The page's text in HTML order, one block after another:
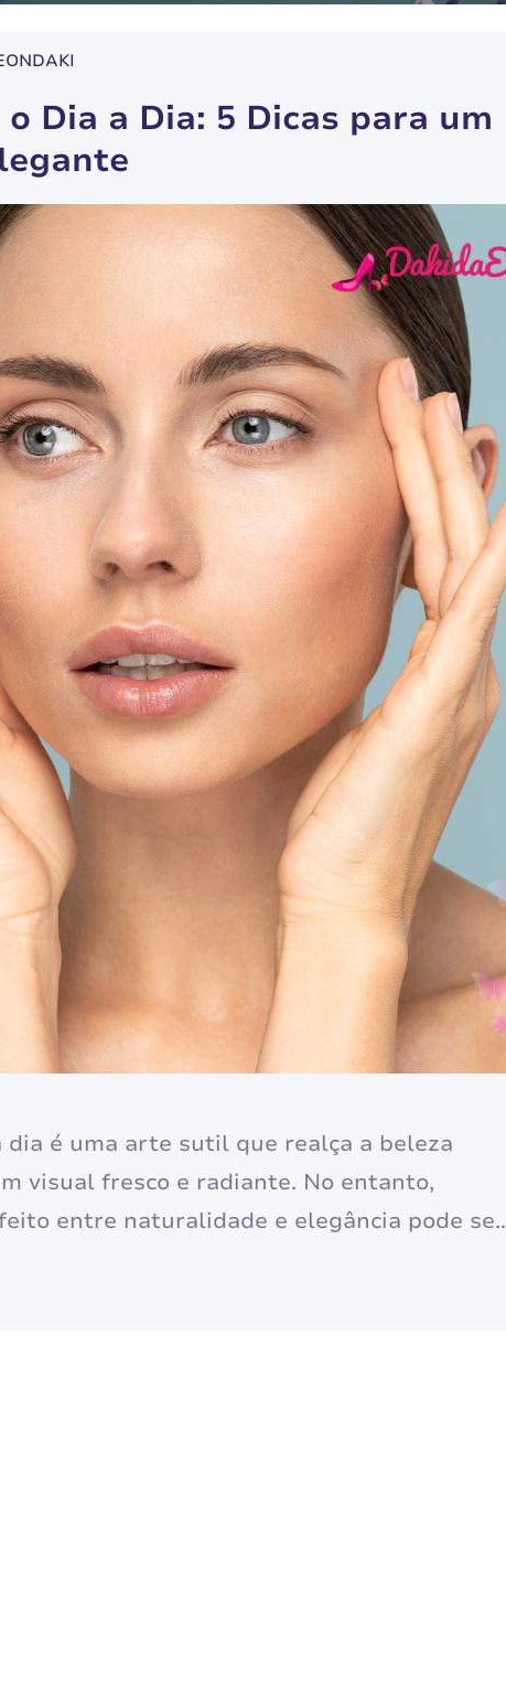
Dia a Dia: 5 Dicas para um
dia é uma arte sutil que realça a beleza
visual fresco e radiante. No entanto,
entre naturalidade e elegância pode ser
para o cotidiano, garantindo que você se